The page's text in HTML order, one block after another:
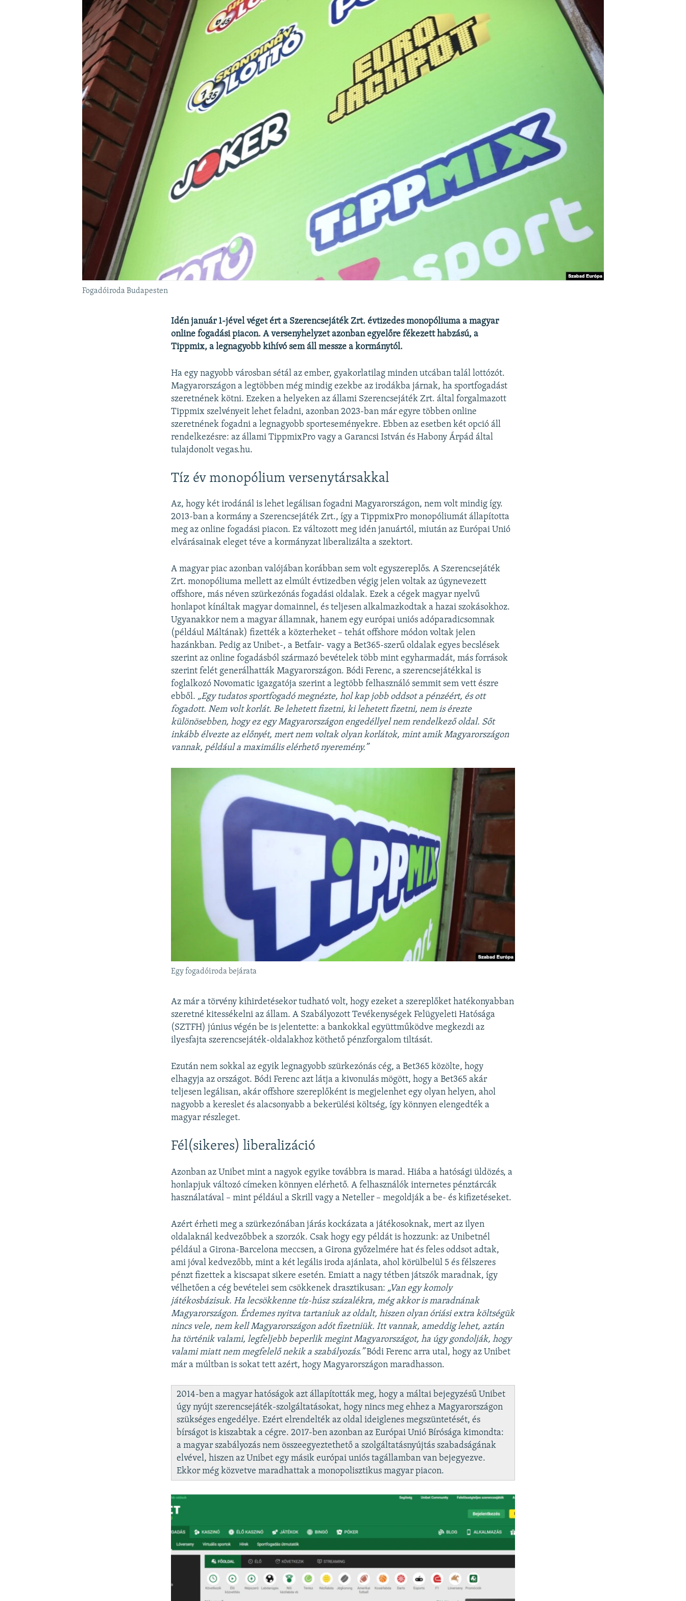
A MÚLT TANULSÁGAI
Fogadóiroda Budapesten
Idén január 1-jével véget ért a Szerencsejáték Zrt. évtizedes monopóliuma a magyar
online fogadási piacon. A versenyhelyzet azonban egyelőre fékezett habzású, a
Tippmix, a legnagyobb kihívó sem áll messze a kormánytól.
Ha egy nagyobb városban sétál az ember, gyakorlatilag minden utcában talál lottózót.
Magyarországon a legtöbben még mindig ezekbe az irodákba járnak, ha sportfogadást
szeretnének kötni. Ezeken a helyeken az állami Szerencsejáték Zrt. által forgalmazott
Tippmix szelvényeit lehet feladni, azonban 2023-ban már egyre többen online
szeretnének fogadni a legnagyobb sporteseményekre. Ebben az esetben két opció áll
rendelkezésre: az állami TippmixPro vagy a Garancsi István és Habony Árpád által
tulajdonolt vegas.hu.
Tíz év monopólium versenytársakkal
Az, hogy két irodánál is lehet legálisan fogadni Magyarországon, nem volt mindig így.
2013-ban a kormány a Szerencsejáték Zrt., így a TippmixPro monopóliumát állapította
meg az online fogadási piacon. Ez változott meg idén januártól, miután az Európai Unió
elvárásainak eleget téve a kormányzat liberalizálta a szektort.
A magyar piac azonban valójában korábban sem volt egyszereplős. A Szerencsejáték
Zrt. monopóliuma mellett az elmúlt évtizedben végig jelen voltak az úgynevezett
offshore, más néven szürkezónás fogadási oldalak. Ezek a cégek magyar nyelvű
honlapot kínáltak magyar domainnel, és teljesen alkalmazkodtak a hazai szokásokhoz.
Ugyanakkor nem a magyar államnak, hanem egy európai uniós adóparadicsomnak
(például Máltának) fizették a közterheket – tehát offshore módon voltak jelen
hazánkban. Pedig az Unibet-, a Betfair- vagy a Bet365-szerű oldalak egyes becslések
szerint az online fogadásból származó bevételek több mint egyharmadát, más források
szerint felét generálhatták Magyarországon. Bódi Ferenc, a szerencsejátékkal is
foglalkozó Novomatic igazgatója szerint a legtöbb felhasználó semmit sem vett észre
ebből. „Egy tudatos sportfogadó megnézte, hol kap jobb oddsot a pénzéért, és ott
fogadott. Nem volt korlát. Be lehetett fizetni, ki lehetett fizetni, nem is érezte
különösebben, hogy ez egy Magyarországon engedéllyel nem rendelkező oldal. Sőt
inkább élvezte az előnyét, mert nem voltak olyan korlátok, mint amik Magyarországon
vannak, például a maximális elérhető nyeremény.”
Egy fogadóiroda bejárata
Az már a törvény kihirdetésekor tudható volt, hogy ezeket a szereplőket hatékonyabban
szeretné kitessékelni az állam. A Szabályozott Tevékenységek Felügyeleti Hatósága
(SZTFH) június végén be is jelentette: a bankokkal együttműködve megkezdi az
ilyesfajta szerencsejáték-oldalakhoz köthető pénzforgalom tiltását.
Ezután nem sokkal az egyik legnagyobb szürkezónás cég, a Bet365 közölte, hogy
elhagyja az országot. Bódi Ferenc azt látja a kivonulás mögött, hogy a Bet365 akár
teljesen legálisan, akár offshore szereplőként is megjelenhet egy olyan helyen, ahol
nagyobb a kereslet és alacsonyabb a bekerülési költség, így könnyen elengedték a
magyar részleget.
Fél(sikeres) liberalizáció
Azonban az Unibet mint a nagyok egyike továbbra is marad. Hiába a hatósági üldözés, a
honlapjuk változó címeken könnyen elérhető. A felhasználók internetes pénztárcák
használatával – mint például a Skrill vagy a Neteller – megoldják a be- és kifizetéseket.
Azért érheti meg a szürkezónában járás kockázata a játékosoknak, mert az ilyen
oldalaknál kedvezőbbek a szorzók. Csak hogy egy példát is hozzunk: az Unibetnél
például a Girona-Barcelona meccsen, a Girona győzelmére hat és feles oddsot adtak,
ami jóval kedvezőbb, mint a két legális iroda ajánlata, ahol körülbelül 5 és félszeres
pénzt fizettek a kiscsapat sikere esetén. Emiatt a nagy tétben játszók maradnak, így
vélhetően a cég bevételei sem csökkenek drasztikusan: „Van egy komoly
játékosbázisuk. Ha lecsökkenne tíz-húsz százalékra, még akkor is maradnának
Magyarországon. Érdemes nyitva tartaniuk az oldalt, hiszen olyan óriási extra költségük
nincs vele, nem kell Magyarországon adót fizetniük. Itt vannak, ameddig lehet, aztán
ha történik valami, legfeljebb beperlik megint Magyarországot, ha úgy gondolják, hogy
valami miatt nem megfelelő nekik a szabályozás.”Bódi Ferenc arra utal, hogy az Unibet
már a múltban is sokat tett azért, hogy Magyarországon maradhasson.
2014-ben a magyar hatóságok azt állapították meg, hogy a máltai bejegyzésű Unibet
úgy nyújt szerencsejáték-szolgáltatásokat, hogy nincs meg ehhez a Magyarországon
szükséges engedélye. Ezért elrendelték az oldal ideiglenes megszüntetését, és
bírságot is kiszabtak a cégre. 2017-ben azonban az Európai Unió Bírósága kimondta:
a magyar szabályozás nem összeegyeztethető a szolgáltatásnyújtás szabadságának
elvével, hiszen az Unibet egy másik európai uniós tagállamban van bejegyezve.
Ekkor még közvetve maradhattak a monopolisztikus magyar piacon.